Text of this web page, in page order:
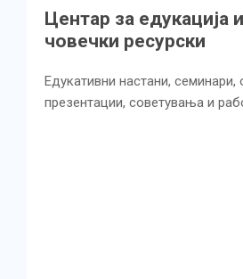
Центар за едукација
човечки ресурски
Едукативни настани, семинари,
презентации, советувања и